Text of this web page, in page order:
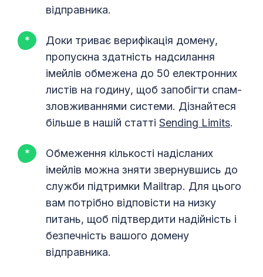
відправника.
Доки триває верифікація домену,
пропускна здатність надсилання
імейлів обмежена до 50 електронних
листів на годину, щоб запобігти спам-
зловживаннями системи. Дізнайтеся
більше в нашій статті Sending Limits.
Обмеження кількості надісланих
імейлів можна зняти звернувшись до
служби підтримки Mailtrap. Для цього
вам потрібно відповісти на низку
питань, щоб підтвердити надійність і
безпечність вашого домену
відправника.